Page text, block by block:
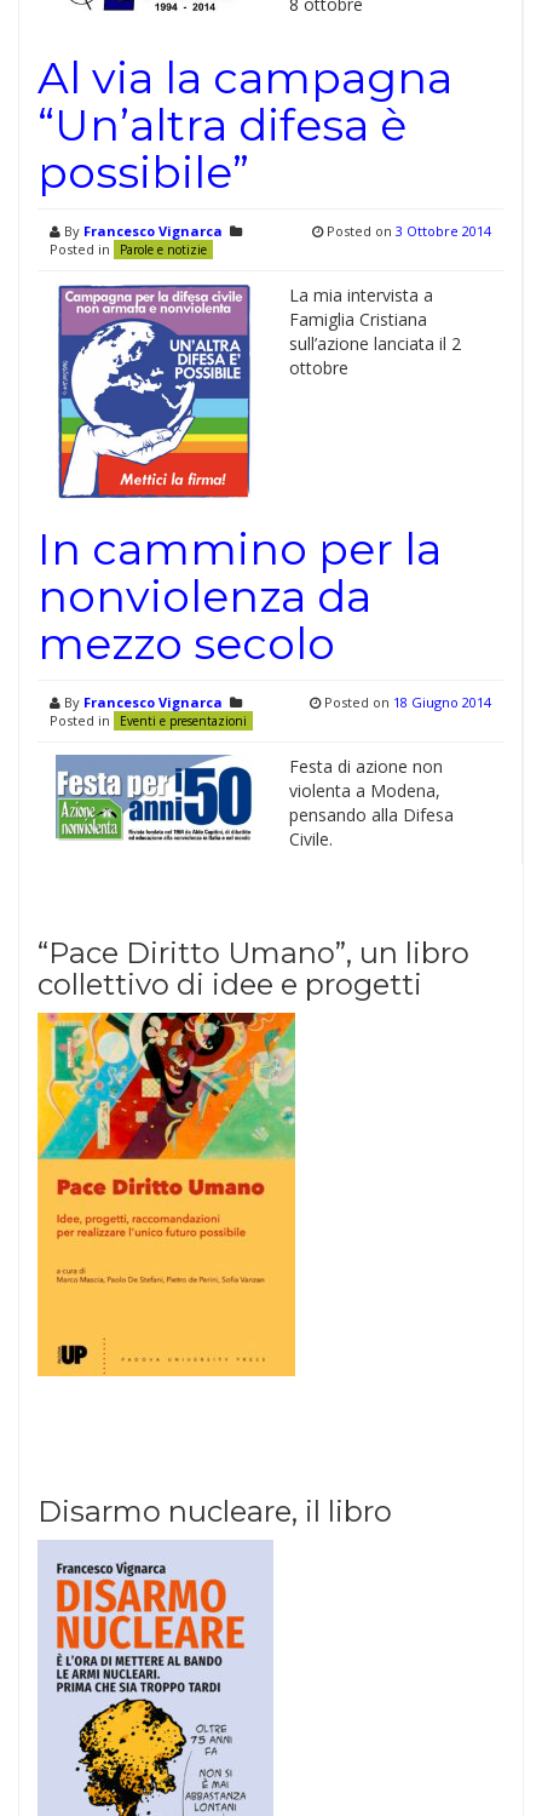
Al via la campagna
“Un’altra difesa è
possibile”
By Francesco Vignarca
Posted in
Parole e notizie
Posted on 3 Ottobre 2014
La mia intervista a
Famiglia Cristiana
sull’azione lanciata il 2
ottobre
In cammino per la
nonviolenza da
mezzo secolo
By Francesco Vignarca
Posted in
Eventi e presentazioni
Posted on 18 Giugno 2014
Festa di azione non
violenta a Modena,
pensando alla Difesa
Civile.
“Pace Diritto Umano”, un libro
collettivo di idee e progetti
Disarmo nucleare, il libro